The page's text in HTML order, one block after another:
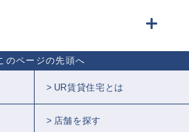
のページの先頭へ
UR賃貸住宅とは
店舗を探す